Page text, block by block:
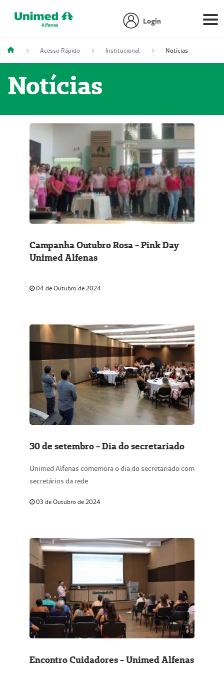
Login
Acesso Rápido Institucional Notícias
Notícias
Campanha Outubro Rosa - Pink Day
Unimed Alfenas
04 de Outubro de 2024
30 de setembro - Dia do secretariado
Unimed Alfenas comemora o dia do secretariado com
secretários da rede
03 de Outubro de 2024
Encontro Cuidadores - Unimed Alfenas